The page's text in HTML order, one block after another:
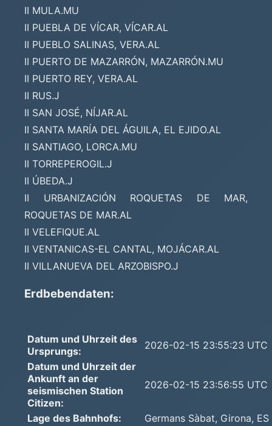
II MULA.MU
II PUEBLA DE VÍCAR, VÍCAR.AL
II PUEBLO SALINAS, VERA.AL
II PUERTO DE MAZARRÓN, MAZARRÓN.MU
II PUERTO REY, VERA.AL
II RUS.J
II SAN JOSÉ, NÍJAR.AL
II SANTA MARÍA DEL ÁGUILA, EL EJIDO.AL
II SANTIAGO, LORCA.MU
II TORREPEROGIL.J
II ÚBEDA.J
II URBANIZACIÓN ROQUETAS DE MAR,
ROQUETAS DE MAR.AL
II VELEFIQUE.AL
II VENTANICAS-EL CANTAL, MOJÁCAR.AL
II VILLANUEVA DEL ARZOBISPO.J
Erdbebendaten:
Datum und Uhrzeit des
Ursprungs:
2026-02-15 23:55:23 UTC
Datum und Uhrzeit der
Ankunft an der
seismischen Station
Citizen:
2026-02-15 23:56:55 UTC
Lage des Bahnhofs:
Germans Sàbat, Girona, ES